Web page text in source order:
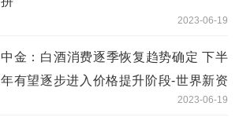
2023-06-19
中金：白酒消费逐季恢复趋势确定 下半
年有望逐步进入价格提升阶段-世界新资
2023-06-19